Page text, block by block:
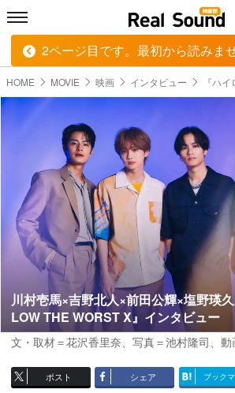
HOME MUSIC MOVIE
HOME MOVIE 映画 インタビュー 『ハ
川村壱馬×吉野北人×前田公輝×塩野瑛
LOW THE WORST X』インタビュー
文・取材＝花沢香里奈、 写真＝池村隆司、 動
ポスト シェア ブック
2ページ目です。最初から読みま